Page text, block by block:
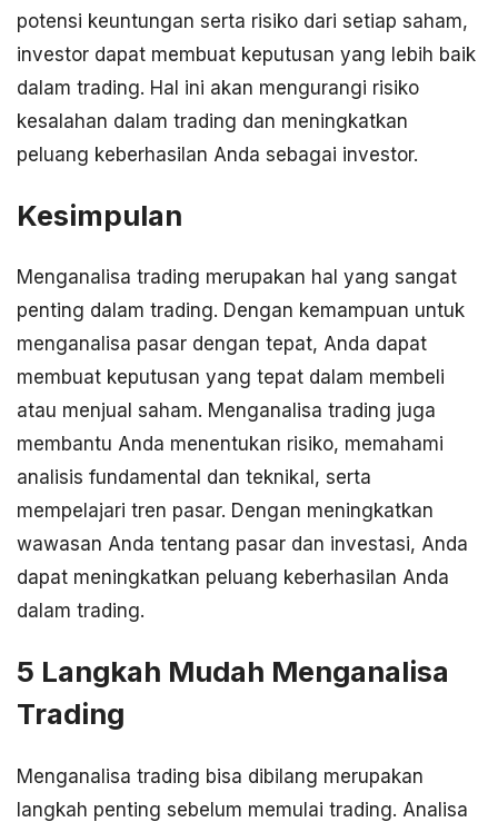
potensi keuntungan serta risiko dari setiap saham,
investor dapat membuat keputusan yang lebih baik
dalam trading. Hal ini akan mengurangi risiko
kesalahan dalam trading dan meningkatkan
peluang keberhasilan Anda sebagai investor.
Kesimpulan
Menganalisa trading merupakan hal yang sangat
penting dalam trading. Dengan kemampuan untuk
menganalisa pasar dengan tepat, Anda dapat
membuat keputusan yang tepat dalam membeli
atau menjual saham. Menganalisa trading juga
membantu Anda menentukan risiko, memahami
analisis fundamental dan teknikal, serta
mempelajari tren pasar. Dengan meningkatkan
wawasan Anda tentang pasar dan investasi, Anda
dapat meningkatkan peluang keberhasilan Anda
dalam trading.
5 Langkah Mudah Menganalisa
Trading
Menganalisa trading bisa dibilang merupakan
langkah penting sebelum memulai trading. Analisa